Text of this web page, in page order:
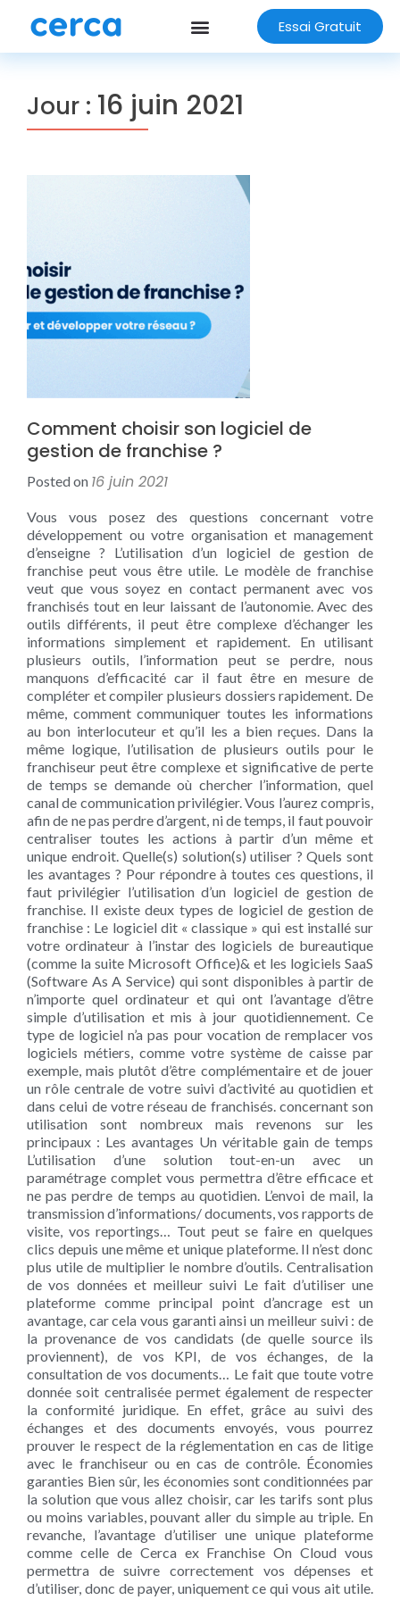
Essai Gratuit
Jour : 16 juin 2021
Comment choisir son logiciel de
gestion de franchise ?
Posted on 16 juin 2021
Vous vous posez des questions concernant votre
développement ou votre organisation et management
d’enseigne ? L’utilisation d’un logiciel de gestion de
franchise peut vous être utile. Le modèle de franchise
veut que vous soyez en contact permanent avec vos
franchisés tout en leur laissant de l’autonomie. Avec des
outils différents, il peut être complexe d’échanger les
informations simplement et rapidement. En utilisant
plusieurs outils, l’information peut se perdre, nous
manquons d’efficacité car il faut être en mesure de
compléter et compiler plusieurs dossiers rapidement. De
même, comment communiquer toutes les informations
au bon interlocuteur et qu’il les a bien reçues. Dans la
même logique, l’utilisation de plusieurs outils pour le
franchiseur peut être complexe et significative de perte
de temps se demande où chercher l’information, quel
canal de communication privilégier. Vous l’aurez compris,
afin de ne pas perdre d’argent, ni de temps, il faut pouvoir
centraliser toutes les actions à partir d’un même et
unique endroit. Quelle(s) solution(s) utiliser ? Quels sont
les avantages ? Pour répondre à toutes ces questions, il
faut privilégier l’utilisation d’un logiciel de gestion de
franchise. Il existe deux types de logiciel de gestion de
franchise : Le logiciel dit « classique » qui est installé sur
votre ordinateur à l’instar des logiciels de bureautique
(comme la suite Microsoft Office)& et les logiciels SaaS
(Software As A Service) qui sont disponibles à partir de
n’importe quel ordinateur et qui ont l’avantage d’être
simple d’utilisation et mis à jour quotidiennement. Ce
type de logiciel n’a pas pour vocation de remplacer vos
logiciels métiers, comme votre système de caisse par
exemple, mais plutôt d’être complémentaire et de jouer
un rôle centrale de votre suivi d’activité au quotidien et
dans celui de votre réseau de franchisés. concernant son
utilisation sont nombreux mais revenons sur les
principaux : Les avantages Un véritable gain de temps
L’utilisation d’une solution tout-en-un avec un
paramétrage complet vous permettra d’être efficace et
ne pas perdre de temps au quotidien. L’envoi de mail, la
transmission d’informations/ documents, vos rapports de
visite, vos reportings… Tout peut se faire en quelques
clics depuis une même et unique plateforme. Il n’est donc
plus utile de multiplier le nombre d’outils. Centralisation
de vos données et meilleur suivi Le fait d’utiliser une
plateforme comme principal point d’ancrage est un
avantage, car cela vous garanti ainsi un meilleur suivi : de
la provenance de vos candidats (de quelle source ils
proviennent), de vos KPI, de vos échanges, de la
consultation de vos documents… Le fait que toute votre
donnée soit centralisée permet également de respecter
la conformité juridique. En effet, grâce au suivi des
échanges et des documents envoyés, vous pourrez
prouver le respect de la réglementation en cas de litige
avec le franchiseur ou en cas de contrôle. Économies
garanties Bien sûr, les économies sont conditionnées par
la solution que vous allez choisir, car les tarifs sont plus
ou moins variables, pouvant aller du simple au triple. En
revanche, l’avantage d’utiliser une unique plateforme
comme celle de Cerca ex Franchise On Cloud vous
permettra de suivre correctement vos dépenses et
d’utiliser, donc de payer, uniquement ce qui vous ait utile.